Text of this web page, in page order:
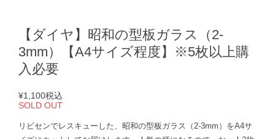
【ダイヤ】昭和の型板ガラス（2-
3mm）【A4サイズ程度】※5枚以上購
入必要
¥1,100税込
SOLD OUT
リビセンでレスキューした、昭和の型板ガラス（2-3mm）をA4サ